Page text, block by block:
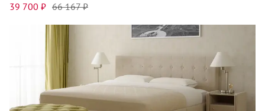
39 700 ₽ 66 167 ₽